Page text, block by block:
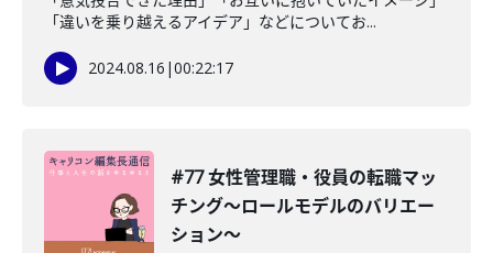
「違いを乗り越えるアイデア」などについてお...
2024.08.16 |00:22:17
#77 女性管理職・役員の転職マッ
チング〜ロールモデルのバリエー
ション〜